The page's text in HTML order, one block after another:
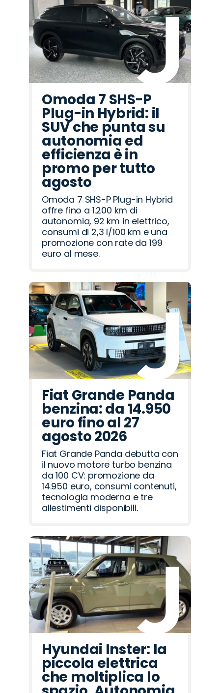
Omoda 7 SHS-P
Plug-in Hybrid: il
SUV che punta su
autonomia ed
efficienza è in
promo per tutto
agosto
Omoda 7 SHS-P Plug-in Hybrid
offre fino a 1.200 km di
autonomia, 92 km in elettrico,
consumi di 2,3 l/100 km e una
promozione con rate da 199
euro al mese.
Fiat Grande Panda
benzina: da 14.950
euro fino al 27
agosto 2026
Fiat Grande Panda debutta con
il nuovo motore turbo benzina
da 100 CV: promozione da
14.950 euro, consumi contenuti,
tecnologia moderna e tre
allestimenti disponibili.
Hyundai Inster: la
piccola elettrica
che moltiplica lo